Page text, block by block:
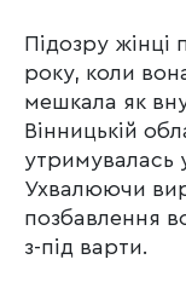
Підозру жінці
року, коли
мешкала як
Вінницькій
утримувалась
Ухвалюючи
позбавлення
з-під варти.